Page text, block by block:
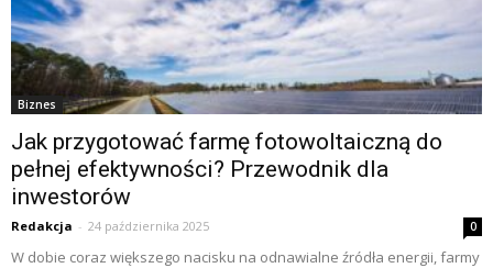
Biznes
Jak przygotować farmę fotowoltaiczną do
pełnej efektywności? Przewodnik dla
inwestorów
Redakcja - 24 października 2025 0
W dobie coraz większego nacisku na odnawialne źródła energii, farmy